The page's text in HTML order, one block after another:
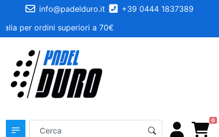
info@padelduro.it
+39 0444 1837389
per ordini superiori a 70€
0